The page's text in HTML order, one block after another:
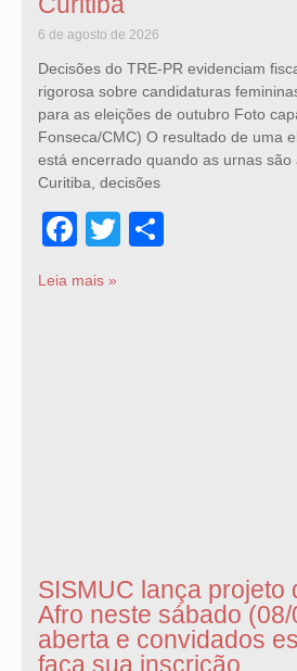
6 de agosto de 2026
Decisões do TRE-PR evidenciam
rigorosa sobre candidaturas
para as eleições de outubro Foto
Fonseca/CMC) O resultado de uma
está encerrado quando as urnas são
Curitiba, decisões
Facebook
Twitter
Leia mais »
SISMUC lança projeto
Afro neste sábado
aberta e convidados
faça sua inscrição